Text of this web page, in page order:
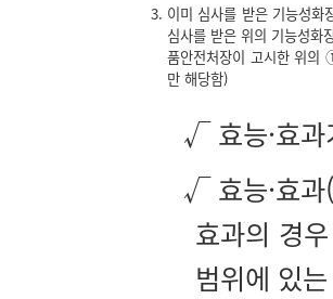
3. 이미 심사를 받은 기능성화
심사를 받은 위의 기능성
품안전처장이 고시한 위의
만 해당함)
√ 효능·효과
√ 효능·효
효과의 경
범위에 있